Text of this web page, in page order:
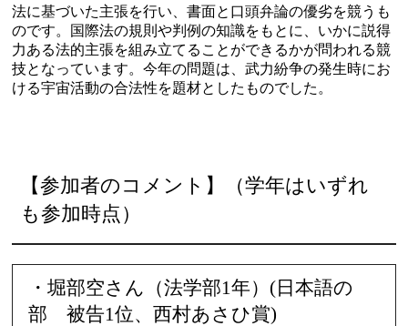
法に基づいた主張を行い、書面と口頭弁論の優劣を競うも
のです。国際法の規則や判例の知識をもとに、いかに説得
力ある法的主張を組み立てることができるかが問われる競
技となっています。今年の問題は、武力紛争の発生時にお
ける宇宙活動の合法性を題材としたものでした。
【参加者のコメント】（学年はいずれ
も参加時点）
・堀部空さん（法学部1年）(日本語の
部 被告1位、西村あさひ賞)